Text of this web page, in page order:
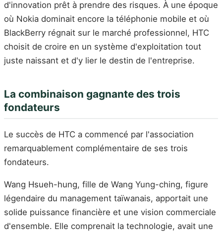
d'innovation prêt à prendre des risques. À une époque
où Nokia dominait encore la téléphonie mobile et où
BlackBerry régnait sur le marché professionnel, HTC
choisit de croire en un système d'exploitation tout
juste naissant et d'y lier le destin de l'entreprise.
La combinaison gagnante des trois
fondateurs
Le succès de HTC a commencé par l'association
remarquablement complémentaire de ses trois
fondateurs.
Wang Hsueh-hung, fille de Wang Yung-ching, figure
légendaire du management taïwanais, apportait une
solide puissance financière et une vision commerciale
d'ensemble. Elle comprenait la technologie, avait une